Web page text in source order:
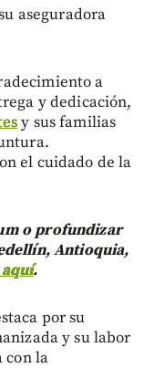
aseguradora
a
y dedicación,
y sus familias
el cuidado de la
o profundizar
Antioquia,
.
por su
y su labor
con la